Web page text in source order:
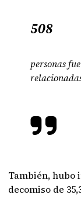
508
personas
También, hubo
decomiso de